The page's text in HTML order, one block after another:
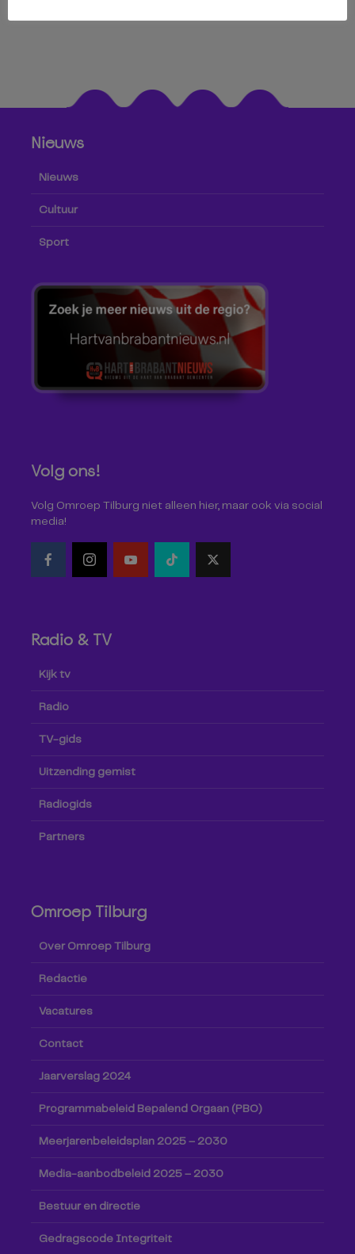
Nieuws
Nieuws
Cultuur
Sport
Volg ons!
Volg Omroep Tilburg niet alleen hier, maar ook via social
media!
Radio & TV
Kijk tv
Radio
TV-gids
Uitzending gemist
Radiogids
Partners
Omroep Tilburg
Over Omroep Tilburg
Redactie
Vacatures
Contact
Jaarverslag 2024
Programmabeleid Bepalend Orgaan (PBO)
Meerjarenbeleidsplan 2025 – 2030
Media-aanbodbeleid 2025 – 2030
Bestuur en directie
Gedragscode Integriteit